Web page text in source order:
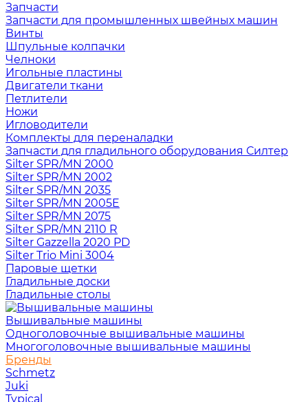
Запчасти
Запчасти для промышленных швейных машин
Винты
Шпульные колпачки
Челноки
Игольные пластины
Двигатели ткани
Петлители
Ножи
Игловодители
Комплекты для переналадки
Запчасти для гладильного оборудования Силтер
Silter SPR/MN 2000
Silter SPR/MN 2002
Silter SPR/MN 2035
Silter SPR/MN 2005E
Silter SPR/MN 2075
Silter SPR/MN 2110 R
Silter Gazzella 2020 PD
Silter Trio Mini 3004
Паровые щетки
Гладильные доски
Гладильные столы
Вышивальные машины
Одноголовочные вышивальные машины
Многоголовочные вышивальные машины
Бренды
Schmetz
Juki
Typical